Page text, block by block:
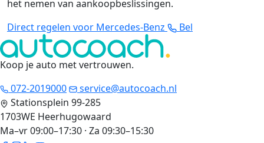
het nemen van aankoopbeslissingen.
Direct regelen voor Mercedes-Benz
Bel
Koop je auto met vertrouwen.
072-2019000
service@autocoach.nl
Stationsplein 99-285
1703WE Heerhugowaard
Ma–vr 09:00–17:30 · Za 09:30–15:30